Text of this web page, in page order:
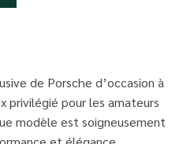
de Porsche d’occasion à
privilégié pour les amateurs
modèle est soigneusement